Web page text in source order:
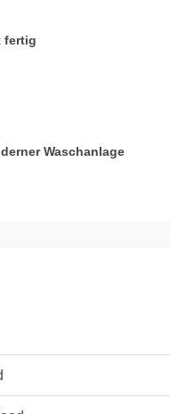
fertig
Waschanlage